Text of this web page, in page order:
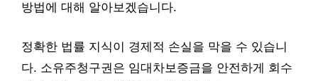
방법에 대해 알아보겠습니다.
정확한 법률 지식이 경제적 손실을 막을 수 있습니
다. 소유주청구권은 임대차보증금을 안전하게 회수